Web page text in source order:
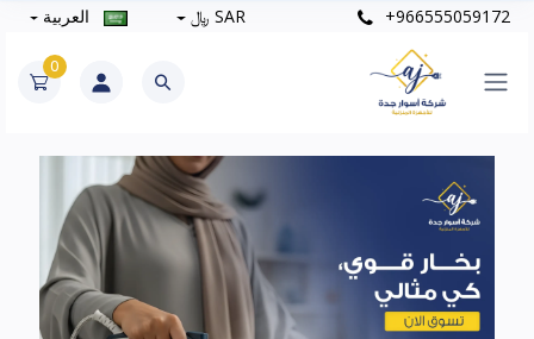
+966555059172 SAR ﷼ العربية
0